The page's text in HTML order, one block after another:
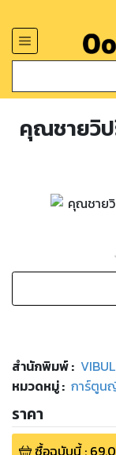
คุณชายวิป
สำนักพิมพ์:
หมวดหมู่: การ์ตูน
ราคา